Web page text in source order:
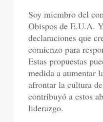
Soy miembro del
Obispos de E.U.A.
declaraciones que
comienzo para
Estas propuestas
medida a aumentar
afrontar la cultura
contribuyó a estos
liderazgo.